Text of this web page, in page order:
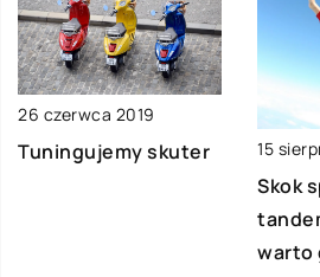
26 czerwca 2019
Tuningujemy skuter 15
Skok
warto